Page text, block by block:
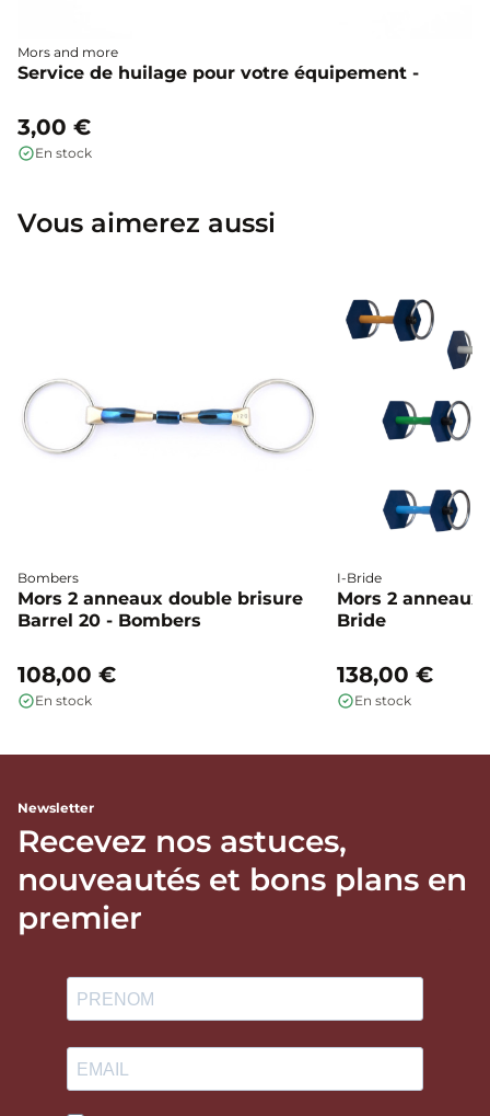
Mors and more
Service de huilage pour votre équipement -
3,00 €
En stock
Vous aimerez aussi
Bombers
Mors 2 anneaux double brisure
Barrel 20 - Bombers
108,00 €
En stock
I-Bride
Mors 2
Bride
138,00 €
En stock
Newsletter
Recevez nos astuces,
nouveautés et bons plans en
premier